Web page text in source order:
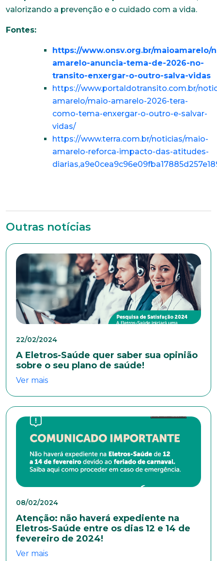
valorizando a prevenção e o cuidado com a vida.
Fontes:
https://www.onsv.org.br/maioamarelo/
amarelo-anuncia-tema-de-2026-no-
transito-enxergar-o-outro-salva-vidas
https://www.portaldotransito.com.br/
amarelo/maio-amarelo-2026-tera-
como-tema-enxergar-o-outro-e-salvar-
vidas/
https://www.terra.com.br/noticias/maio-
amarelo-reforca-impacto-das-atitudes-
Outras notícias
22/02/2024
A Eletros-Saúde quer saber sua opinião
sobre o seu plano de saúde!
Ver mais
08/02/2024
Atenção: não haverá expediente na
Eletros-Saúde entre os dias 12 e 14 de
fevereiro de 2024!
Ver mais
Cidade
Naturalidade
Escolaridade
Feminino